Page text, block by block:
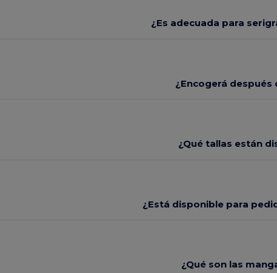
¿Es adecuada para
¿Encogerá después
¿Qué tallas están
¿Está disponible para
¿Qué son las